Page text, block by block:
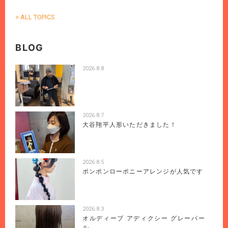
> ALL TOPICS
BLOG
2026.8.8
2026.8.7
大谷翔平人形いただきました！
2026.8.5
ポンポンローポニーアレンジが人気です
2026.8.3
オルディーブ アディクシー グレーパー